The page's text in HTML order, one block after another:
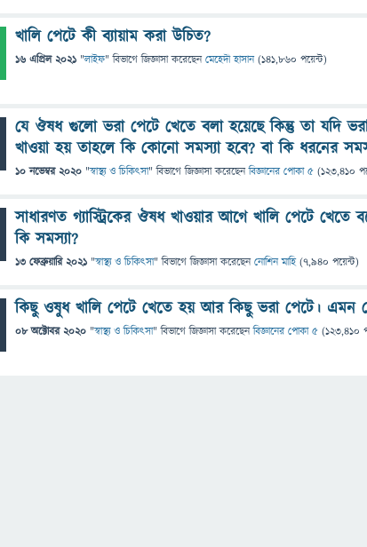
খালি পেটে কী ব্যায়াম করা উচিত?
16 এপ্রিল 2021 "লাইফ" বিভাগে জিজ্ঞাসাকরেছেনমেহেদী হাসান (141,860 পয়েন্ট)
যে ঔষধ গুলো ভরা পেটে খেতে বলা হয়েছে কিন্তু তা যদি
খাওয়া হয় তাহলে কি কোনো সমস্যা হবে? বা কি ধরনের
10 নভেম্বর 2020 "স্বাস্থ্য ও চিকিৎসা" বিভাগে জিজ্ঞাসাকরেছেনবিজ্ঞানের পোকা ৫ (123,410
সাধারণত গ্যাস্ট্রিকের ঔষধ খাওয়ার আগে খালি পেটে খেতে
কি সমস্যা?
13 ফেব্রুয়ারি 2021 "স্বাস্থ্য ও চিকিৎসা" বিভাগে জিজ্ঞাসাকরেছেননোশিন মাহি (7,940 পয়েন্ট)
কিছু ওষুধ খালি পেটে খেতে হয় আর কিছু ভরা পেটে। এমন
08 অক্টোবর 2020 "স্বাস্থ্য ও চিকিৎসা" বিভাগে জিজ্ঞাসাকরেছেনবিজ্ঞানের পোকা ৫ (123,410